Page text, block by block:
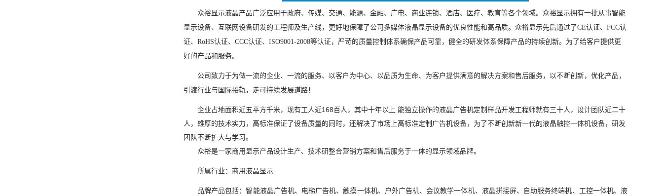
众裕显示液晶产品广泛应用于政府、传媒、交通、能源、金融、广电、商业连锁、酒店、医疗、教育等各个领域。 众裕显示拥有一批从事智能
显示设备、互联网设备研发的工程师及生产线，更好地保障了公司多媒体液晶显示设备的优良性能和高品质。 众裕显示先后通过了CE认证、FCC认
证、RoHS认证、CCC认证、ISO9001-2008等认证，严苛的质量控制体系确保产品可靠，健全的研发体系保障产品的持续创新。为了给客户提供更
好的产品和服务。
公司致力于为做一流的企业、一流的服务、以客户为中心、以品质为生命、为客户提供满意的解决方案和售后服务，以不断创新，优化产品，
引渡行业与国际接轨，走可持续发展道路！
企业占地面积近五平方千米，现有工人近168百人，其中十年以上 能独立操作的液晶广告机定制样品开发工程师就有三十人，设计团队近二十
人，雄厚的技术实力，高标准保证了设备质量的同时，还解决了市场上高标准定制广告机设备，为了不断创新新一代的液晶触控一体机设备，研发
团队不断扩大与学习。
众裕是一家商用显示产品设计生产、技术研整合营销方案和售后服务于一体的显示领域品牌。
所属行业：商用液晶显示
品牌产品包括：智能液晶广告机、电梯广告机、触摸一体机、户外广告机、会议教学一体机、液晶拼接屏、自助服务终端机、工控一体机、液